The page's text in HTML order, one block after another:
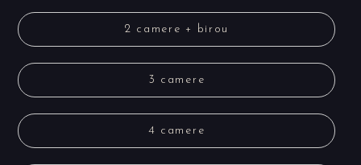
2 camere + birou
3 camere
4 camere